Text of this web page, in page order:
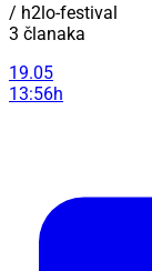
/ h2lo-festival
3 članaka
19.05
13:56h